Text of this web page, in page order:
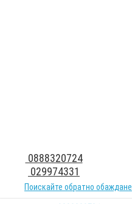
0888320724
029974331
Поискайте обратно обаждане